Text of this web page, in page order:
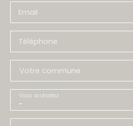
Email
Téléphone
Votre commune
-
Vous souhaitez